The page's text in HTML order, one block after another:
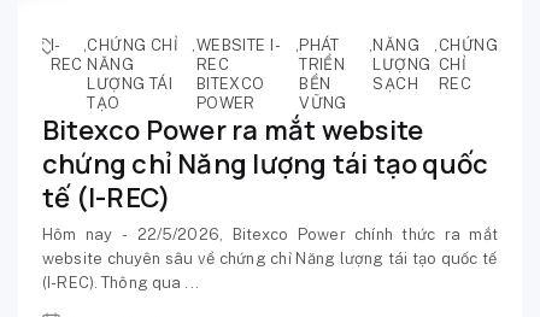
I-
REC
,CHỨNG CHỈ
NĂNG
LƯỢNG TÁI
TẠO
,WEBSITE I-
REC
BITEXCO
POWER
, PHÁT
TRIỂN
BỀN
VỮNG
, NĂNG
LƯỢNG
SẠCH
, CHỨNG
CHỈ
REC
Bitexco Power ra mắt website
chứng chỉ Năng lượng tái tạo quốc
tế (I-REC)
Hôm nay - 22/5/2026, Bitexco Power chính thức ra mắt
website chuyên sâu về chứng chỉ Năng lượng tái tạo quốc tế
(I-REC). Thông qua ...